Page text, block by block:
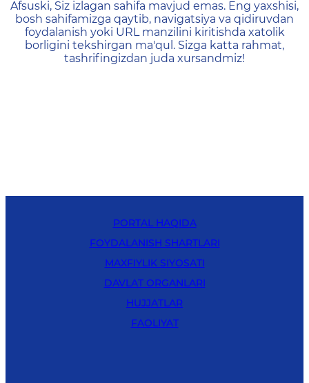
Afsuski, Siz izlagan sahifa mavjud emas. Eng yaxshisi,
bosh sahifamizga qaytib, navigatsiya va qidiruvdan
foydalanish yoki URL manzilini kiritishda xatolik
borligini tekshirgan ma'qul. Sizga katta rahmat,
tashrifingizdan juda xursandmiz!
PORTAL HAQIDA
FOYDALANISH SHARTLARI
MAXFIYLIK SIYOSATI
DAVLAT ORGANLARI
HUJJATLAR
FAOLIYAT